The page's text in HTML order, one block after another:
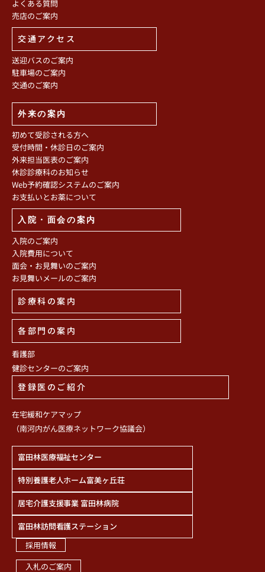
よくある質問
売店のご案内
交通アクセス
送迎バスのご案内
駐車場のご案内
交通のご案内
外来の案内
初めて受診される方へ
受付時間・休診日のご案内
外来担当医表のご案内
休診診療科のお知らせ
Web予約確認システムのご案内
お支払いとお薬について
入院・面会の案内
入院のご案内
入院費用について
面会・お見舞いのご案内
お見舞いメールのご案内
診療科の案内
各部門の案内
看護部
健診センターのご案内
登録医のご紹介
在宅緩和ケアマップ
（南河内がん医療ネットワーク協議会）
富田林医療福祉センター
特別養護老人ホーム富美ヶ丘荘
居宅介護支援事業 富田林病院
富田林訪問看護ステーション
採用情報
入札のご案内